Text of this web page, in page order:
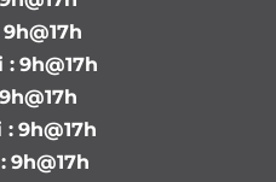
9h@17h
: 9h@17h
9h@17h
: 9h@17h
9h@17h